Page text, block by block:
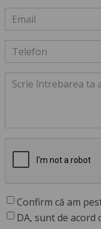
Confirm că am
DA, sunt de acord